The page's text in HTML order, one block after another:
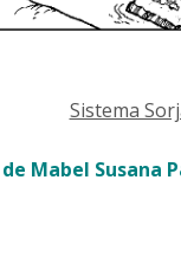
Sistema
Mabel Susana